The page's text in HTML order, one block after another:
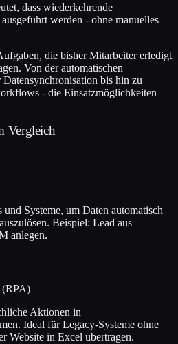
dass wiederkehrende
werden - ohne manuelles
die bisher Mitarbeiter erledigt
Von der automatischen
bis hin zu
- die Einsatzmöglichkeiten
Vergleich
Systeme, um Daten automatisch
Beispiel: Lead aus
anlegen.
(RPA)
Aktionen in
Ideal für Legacy-Systeme ohne
Website in Excel übertragen.